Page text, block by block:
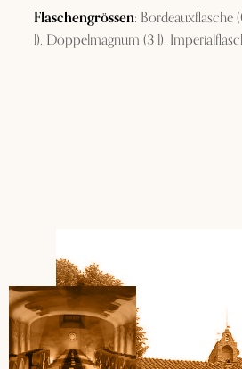
Flaschengrössen: Bordeauxflasche
l), Doppelmagnum (3 l),